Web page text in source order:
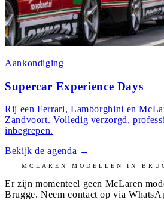
Aankondiging
Supercar Experience Days
Rij een Ferrari, Lamborghini en
Zandvoort. Volledig verzorgd,
inbegrepen.
Bekijk de agenda →
MCLAREN MODELLEN IN
Er zijn momenteel geen McLaren
Brugge. Neem contact op via